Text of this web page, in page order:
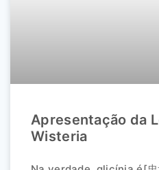
Apresentação da
Wisteria